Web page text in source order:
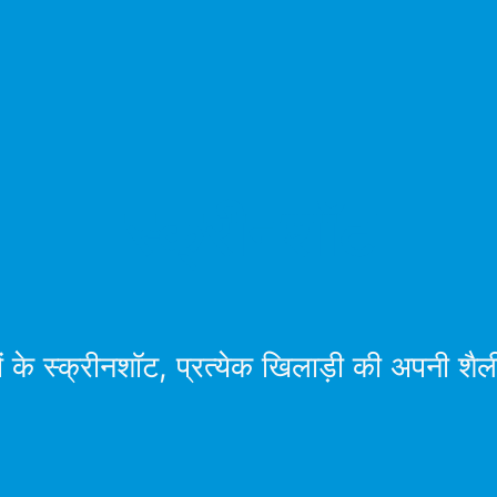
के स्क्रीनशॉट, प्रत्येक खिलाड़ी की अपनी